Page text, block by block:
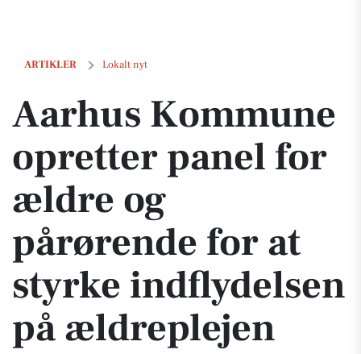
ARTIKLER Lokalt nyt
Aarhus Kommune opretter panel for ældre og pårørende for at
Aarhus Kommune
opretter panel for
ældre og
pårørende for at
styrke indflydelsen
på ældreplejen